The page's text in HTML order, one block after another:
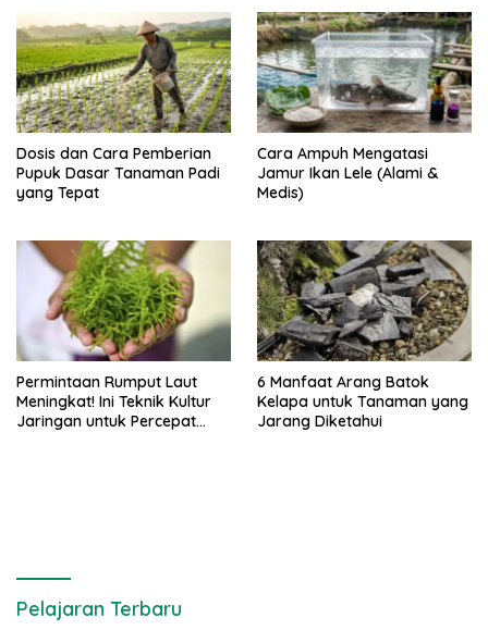
Dosis dan Cara Pemberian
Pupuk Dasar Tanaman Padi
yang Tepat
Cara Ampuh Mengatasi
Jamur Ikan Lele (Alami &
Medis)
Permintaan Rumput Laut
Meningkat! Ini Teknik Kultur
Jaringan untuk Percepat
6 Manfaat Arang Batok
Kelapa untuk Tanaman yang
Jarang Diketahui
Pelajaran Terbaru